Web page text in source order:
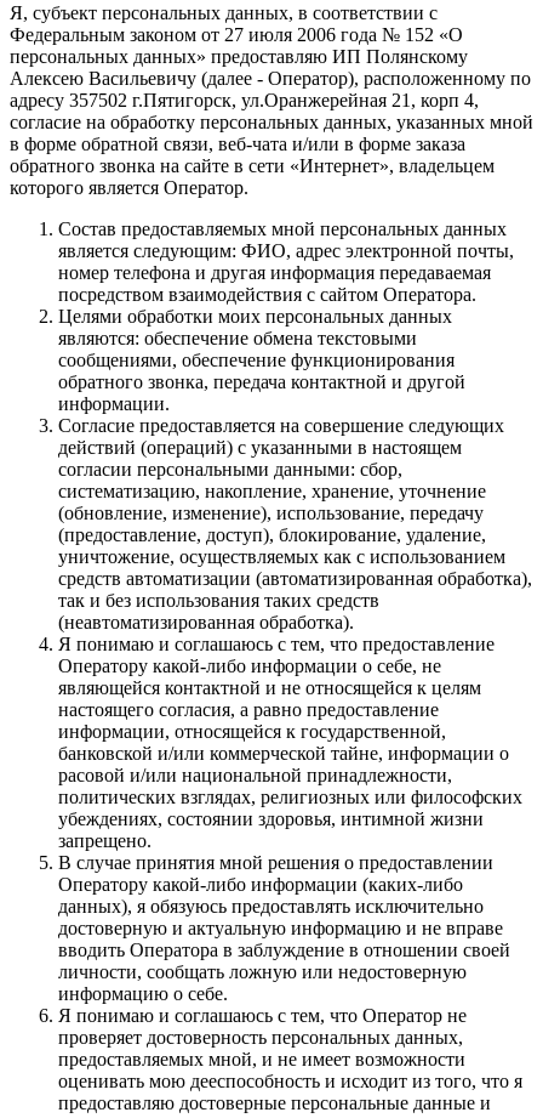
Я, субъект персональных данных, в соответствии с
Федеральным законом от 27 июля 2006 года № 152 «О
персональных данных» предоставляю ИП Полянскому
Алексею Васильевичу (далее - Оператор), расположенному по
адресу 357502 г.Пятигорск, ул.Оранжерейная 21, корп 4,
согласие на обработку персональных данных, указанных мной
в форме обратной связи, веб-чата и/или в форме заказа
обратного звонка на сайте в сети «Интернет», владельцем
которого является Оператор.
Состав предоставляемых мной персональных данных
является следующим: ФИО, адрес электронной почты,
номер телефона и другая информация передаваемая
посредством взаимодействия с сайтом Оператора.
Целями обработки моих персональных данных
являются: обеспечение обмена текстовыми
сообщениями, обеспечение функционирования
обратного звонка, передача контактной и другой
информации.
Согласие предоставляется на совершение следующих
действий (операций) с указанными в настоящем
согласии персональными данными: сбор,
систематизацию, накопление, хранение, уточнение
(обновление, изменение), использование, передачу
(предоставление, доступ), блокирование, удаление,
уничтожение, осуществляемых как с использованием
средств автоматизации (автоматизированная обработка),
так и без использования таких средств
(неавтоматизированная обработка).
Я понимаю и соглашаюсь с тем, что предоставление
Оператору какой-либо информации о себе, не
являющейся контактной и не относящейся к целям
настоящего согласия, а равно предоставление
информации, относящейся к государственной,
банковской и/или коммерческой тайне, информации о
расовой и/или национальной принадлежности,
политических взглядах, религиозных или философских
убеждениях, состоянии здоровья, интимной жизни
запрещено.
В случае принятия мной решения о предоставлении
Оператору какой-либо информации (каких-либо
данных), я обязуюсь предоставлять исключительно
достоверную и актуальную информацию и не вправе
вводить Оператора в заблуждение в отношении своей
личности, сообщать ложную или недостоверную
информацию о себе.
Я понимаю и соглашаюсь с тем, что Оператор не
проверяет достоверность персональных данных,
предоставляемых мной, и не имеет возможности
оценивать мою дееспособность и исходит из того, что я
предоставляю достоверные персональные данные и